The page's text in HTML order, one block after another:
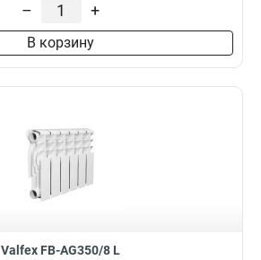
– +
В корзину
Valfex FB-AG350/8 L